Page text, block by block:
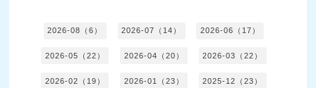
2026-08（6） 2026-07（14） 2026-06（17）
2026-05（22） 2026-04（20） 2026-03（22）
2026-02（19） 2026-01（23） 2025-12（23）